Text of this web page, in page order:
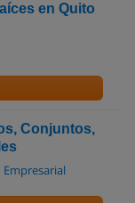
en Quito
Conjuntos,